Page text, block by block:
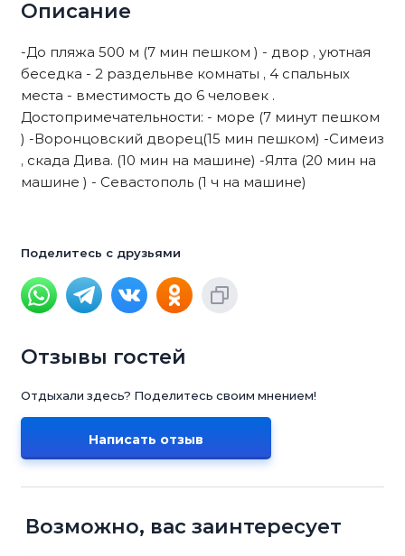
Описание
-До пляжа 500 м (7 мин пешком ) - двор , уютная
беседка - 2 раздельнве комнаты , 4 спальных
места - вместимость до 6 человек .
Достопримечательности: - море (7 минут пешком
) -Воронцовский дворец(15 мин пешком) -Симеиз
, скада Дива. (10 мин на машине) -Ялта (20 мин на
машине ) - Севастополь (1 ч на машине)
Поделитесь с друзьями
Отзывы гостей
Отдыхали здесь? Поделитесь своим мнением!
Написать отзыв
Возможно, вас заинтересует